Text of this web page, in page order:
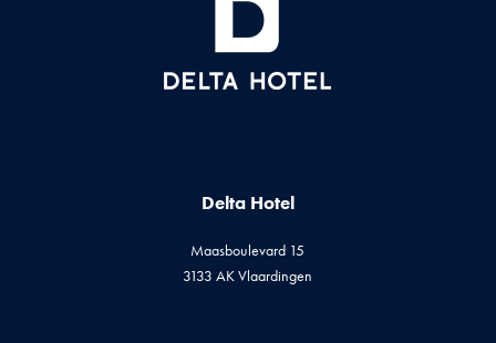
Delta Hotel
Maasboulevard 15
3133 AK Vlaardingen